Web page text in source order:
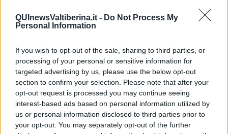
QUInewsValtiberina.it - Do Not Process My
Personal Information
If you wish to opt-out of the sale, sharing to third parties, or
processing of your personal or sensitive information for
targeted advertising by us, please use the below opt-out
section to confirm your selection. Please note that after your
opt-out request is processed you may continue seeing
interest-based ads based on personal information utilized by
us or personal information disclosed to third parties prior to
your opt-out. You may separately opt-out of the further
SANSEPOLCRO — I carabinieri di Sansepolcro hanno chiuso le
indagini su dei tentativi diadescamentoche in questi giorni erano
stati segnalati da alcuneadolescenti del Borgo.Il responsabile
sarebbe unsessantenne , di origini est-europee ma da tempo
residente nella cittadina, che aggirandosi nei pressi del centro
commerciale Valtiberino tentava diavvicinare ragazze sui
quindici anni,lusingandole conapprezzamentiedoffrendogli da
bereper poi giungere a propostesessualmente esplicite